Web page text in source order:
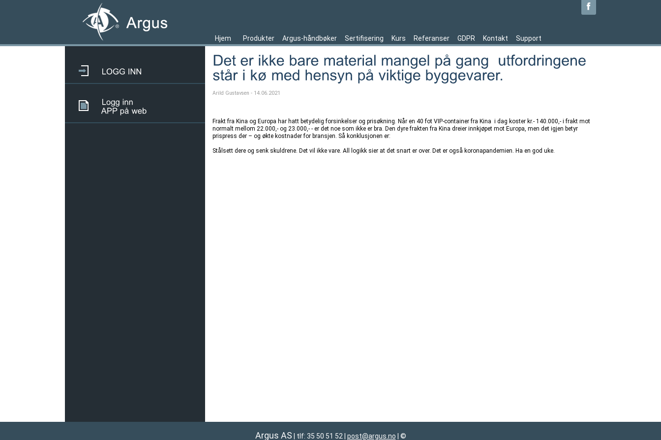
Hjem Produkter Argus-håndbøker Sertifisering Kurs Referanser GDPR Kontakt Support
Arild Gustavsen - 14.06.2021
Frakt fra Kina og Europa har hatt betydelig forsinkelser og prisøkning. Når en 40 fot VIP-container fra Kina i dag koster kr.- 140.000,- i frakt mot
normalt mellom 22.000,- og 23.000,- - er det noe som ikke er bra. Den dyre frakten fra Kina dreier innkjøpet mot Europa, men det igjen betyr
prispress der – og økte kostnader for bransjen. Så konklusjonen er:
Stålsett dere og senk skuldrene. Det vil ikke vare. All logikk sier at det snart er over. Det er også koronapandemien. Ha en god uke.
Argus AS | tlf: 35 50 51 52 post@argus.no ©